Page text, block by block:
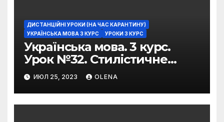
ДИСТАНЦІЙНІ УРОКИ (НА ЧАС КАРАНТИНУ)
УКРАЇНСЬКА МОВА 3 КУРС
УРОКИ 3 КУРС
Українська мова. 3 курс.
Урок №32. Стилістичне
забарвлення
фразеологізмів
ИЮЛ 25, 2023 OLENA